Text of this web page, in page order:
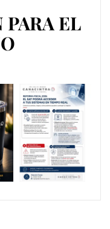
PARA EL